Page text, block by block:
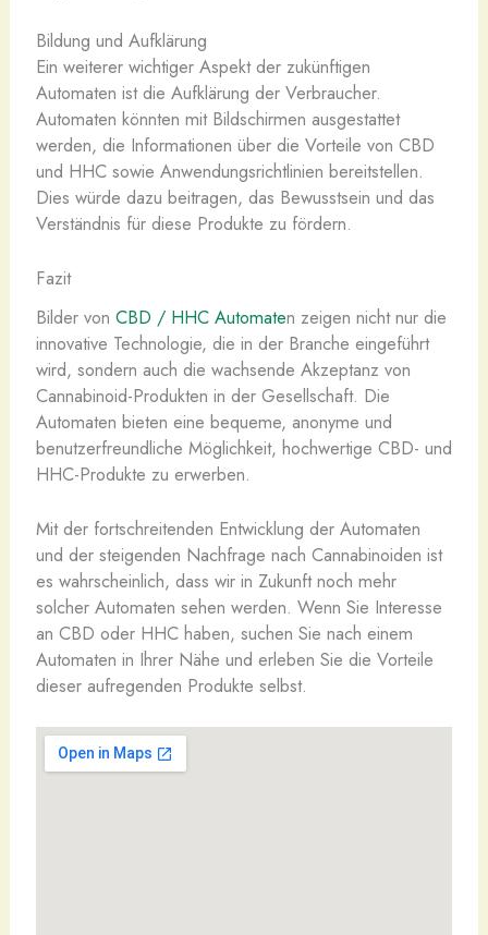
Bildung und Aufklärung
Ein weiterer wichtiger Aspekt der zukünftigen
Automaten ist die Aufklärung der Verbraucher.
Automaten könnten mit Bildschirmen ausgestattet
werden, die Informationen über die Vorteile von CBD
und HHC sowie Anwendungsrichtlinien bereitstellen.
Dies würde dazu beitragen, das Bewusstsein und das
Verständnis für diese Produkte zu fördern.
Fazit
Bilder von CBD / HHC Automaten zeigen nicht nur die
innovative Technologie, die in der Branche eingeführt
wird, sondern auch die wachsende Akzeptanz von
Cannabinoid-Produkten in der Gesellschaft. Die
Automaten bieten eine bequeme, anonyme und
benutzerfreundliche Möglichkeit, hochwertige CBD- und
HHC-Produkte zu erwerben.
Mit der fortschreitenden Entwicklung der Automaten
und der steigenden Nachfrage nach Cannabinoiden ist
es wahrscheinlich, dass wir in Zukunft noch mehr
solcher Automaten sehen werden. Wenn Sie Interesse
an CBD oder HHC haben, suchen Sie nach einem
Automaten in Ihrer Nähe und erleben Sie die Vorteile
dieser aufregenden Produkte selbst.